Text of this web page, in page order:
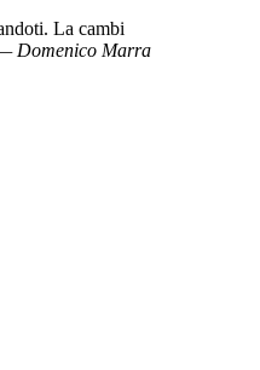
La cambi
Domenico Marra